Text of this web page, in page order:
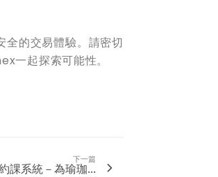
的交易體驗。請密切
一起探索可能性。
下一篇
課系統－為瑜珈...